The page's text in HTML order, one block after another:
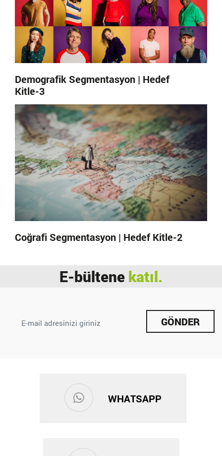
Demografik Segmentasyon | Hedef
Kitle-3
Coğrafi Segmentasyon | Hedef Kitle-2
E-bültene katıl.
GÖNDER
WHATSAPP